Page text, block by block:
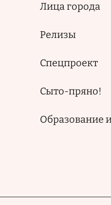
Лица города
Релизы
Спецпроект
Сыто-пряно!
Образование